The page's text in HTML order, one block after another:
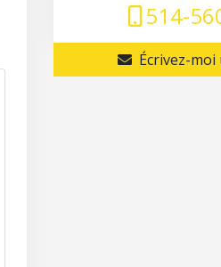
514-
Écrivez-